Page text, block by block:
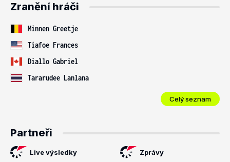
Zranění hráči
Minnen Greetje
Tiafoe Frances
Diallo Gabriel
Tararudee Lanlana
Celý seznam
Partneři
Live výsledky Zprávy